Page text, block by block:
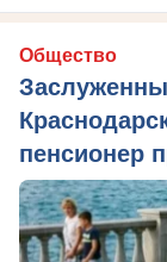
Общество
пенсионер